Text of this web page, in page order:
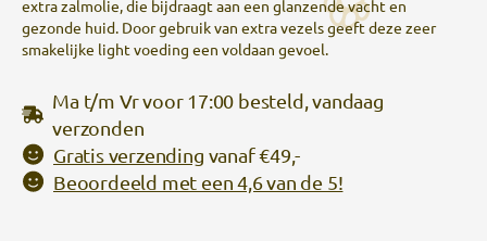
extra zalmolie, die bijdraagt aan een glanzende vacht en
gezonde huid. Door gebruik van extra vezels geeft deze zeer
smakelijke light voeding een voldaan gevoel.
Ma t/m Vr voor 17:00 besteld, vandaag
verzonden
Gratis verzending vanaf €49,-
Beoordeeld met een 4,6 van de 5!